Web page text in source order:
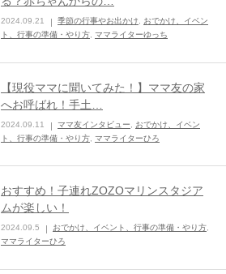
2024.09.21 季節の行事やお出かけ
おでかけ、イベン
ト、行事の準備・やり方 ママライターゆっち
【現役ママに聞いてみた！】ママ友の家
へお呼ばれ！手土…
2024.09.11 ママ友インタビュー
おでかけ、イベン
ト、行事の準備・やり方 ママライターひろ
おすすめ！子連れZOZOマリンスタジア
ムが楽しい！
2024.09.5 おでかけ、イベント、行事の準備・やり方,
ママライターひろ